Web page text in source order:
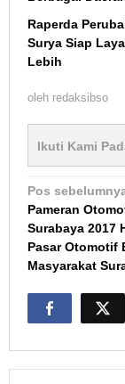
Raperda
Surya Siap
Lebih
oleh redaksibso
Ikuti Kami
pos
Pos
Pameran
Surabaya 2017
Pasar Otomotif
Masyarakat